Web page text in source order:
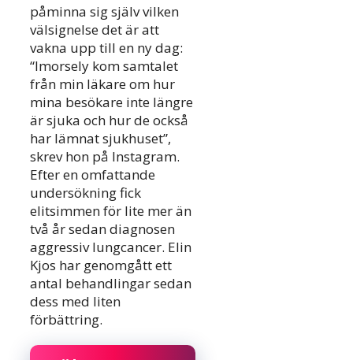
påminna sig själv vilken
välsignelse det är att
vakna upp till en ny dag:
“Imorsely kom samtalet
från min läkare om hur
mina besökare inte längre
är sjuka och hur de också
har lämnat sjukhuset”,
skrev hon på Instagram.
Efter en omfattande
undersökning fick
elitsimmen för lite mer än
två år sedan diagnosen
aggressiv lungcancer. Elin
Kjos har genomgått ett
antal behandlingar sedan
dess med liten
förbättring.